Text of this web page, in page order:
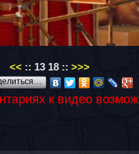
<< :: 13 18 :: >>>
к видео